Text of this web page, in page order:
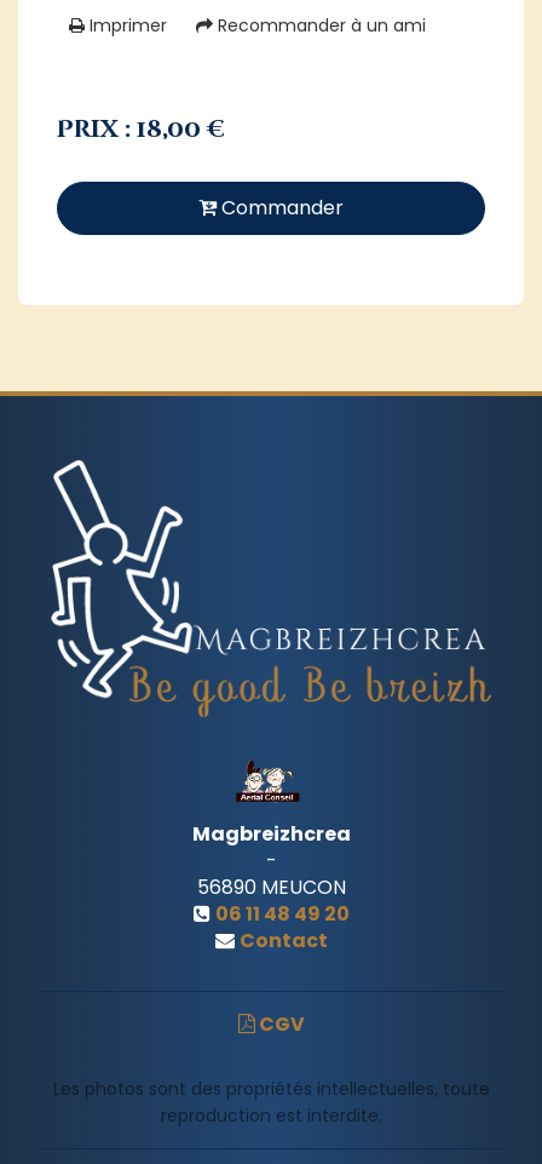
Imprimer Recommander à un ami
Prix : 18,00 €
Commander
Magbreizhcrea
-
56890 MEUCON
06 11 48 49 20
Contact
CGV
Les photos sont des propriétés intellectuelles, toute
reproduction est interdite.